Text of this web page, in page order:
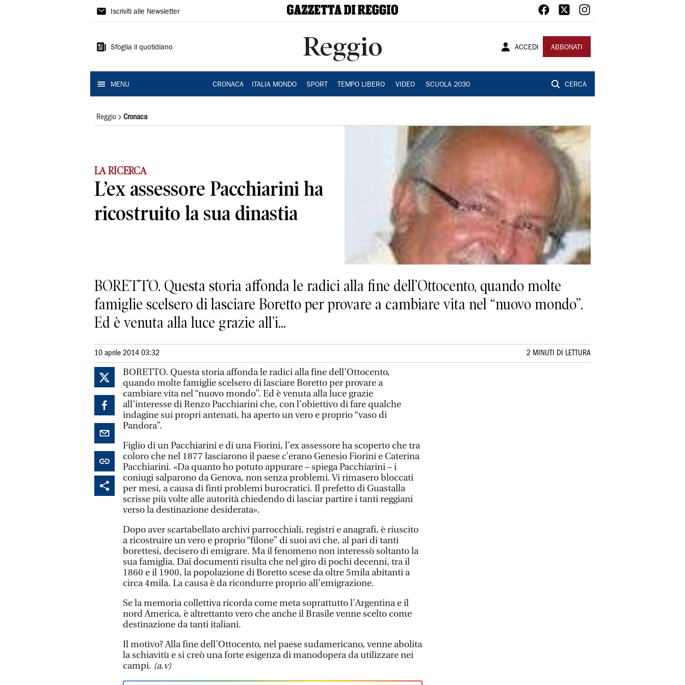
Gazzetta
Reggio
Iscriviti alle Newsletter
Sfoglia il quotidiano Reggio ACCEDI ABBONATI
MENU CRONACA ITALIA MONDO SPORT TEMPO LIBERO VIDEO SCUOLA 2030 CERCA
Reggio Cronaca
LA RICERCA
L’ex assessore Pacchiarini ha
ricostruito la sua dinastia
BORETTO. Questa storia affonda le radici alla fine dell’Ottocento, quando molte
famiglie scelsero di lasciare Boretto per provare a cambiare vita nel “nuovo mondo”.
Ed è venuta alla luce grazie all’i...
10 aprile 2014 03:32 2 MINUTI DI LETTURA
BORETTO. Questa storia affonda le radici alla fine dell’Ottocento,
quando molte famiglie scelsero di lasciare Boretto per provare a
cambiare vita nel “nuovo mondo”. Ed è venuta alla luce grazie
all’interesse di Renzo Pacchiarini che, con l’obiettivo di fare qualche
indagine sui propri antenati, ha aperto un vero e proprio “vaso di
Pandora”.
Figlio di un Pacchiarini e di una Fiorini, l’ex assessore ha scoperto che tra
coloro che nel 1877 lasciarono il paese c’erano Genesio Fiorini e Caterina
Pacchiarini. «Da quanto ho potuto appurare – spiega Pacchiarini – i
coniugi salparono da Genova, non senza problemi. Vi rimasero bloccati
per mesi, a causa di finti problemi burocratici. Il prefetto di Guastalla
scrisse più volte alle autorità chiedendo di lasciar partire i tanti reggiani
verso la destinazione desiderata».
Dopo aver scartabellato archivi parrocchiali, registri e anagrafi, è riuscito
a ricostruire un vero e proprio “filone” di suoi avi che, al pari di tanti
borettesi, decisero di emigrare. Ma il fenomeno non interessò soltanto la
sua famiglia. Dai documenti risulta che nel giro di pochi decenni, tra il
1860 e il 1900, la popolazione di Boretto scese da oltre 5mila abitanti a
circa 4mila. La causa è da ricondurre proprio all’emigrazione.
Se la memoria collettiva ricorda come meta soprattutto l’Argentina e il
nord America, è altrettanto vero che anche il Brasile venne scelto come
destinazione da tanti italiani.
Il motivo? Alla fine dell’Ottocento, nel paese sudamericano, venne abolita
la schiavitù e si creò una forte esigenza di manodopera da utilizzare nei
campi. (a.v)